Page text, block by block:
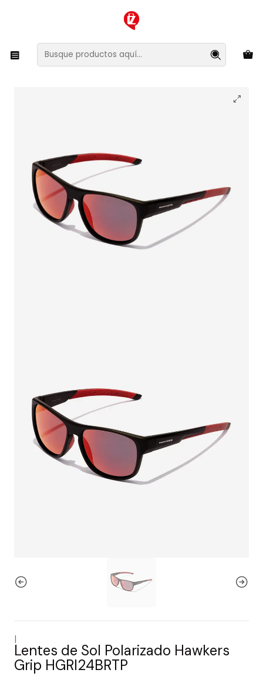
XMAS SALE ¡Compra antes de que la oferta termine!
Lentes y Accesorios Lentes de Sol
Lentes de Sol Polarizado Hawkers Grip HGRI24BRTP
|
Lentes de Sol Polarizado Hawkers
Grip HGRI24BRTP